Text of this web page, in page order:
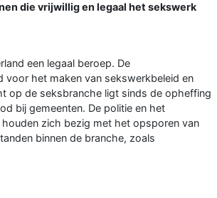
die vrijwillig en legaal het sekswerk
een legaal beroep. De
voor het maken van sekswerkbeleid en
op de seksbranche ligt sinds de opheffing
bij gemeenten. De politie en het
houden zich bezig met het opsporen van
binnen de branche, zoals